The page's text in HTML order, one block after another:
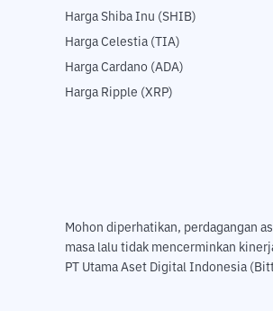
Harga Shiba Inu (SHIB)
Harga Celestia (TIA)
Harga Cardano (ADA)
Harga Ripple (XRP)
Mohon diperhatikan, perdagangan
masa lalu tidak mencerminkan
PT Utama Aset Digital Indonesia